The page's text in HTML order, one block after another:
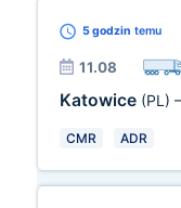
5 godzin temu
11.08
Katowice (PL)
CMR ADR